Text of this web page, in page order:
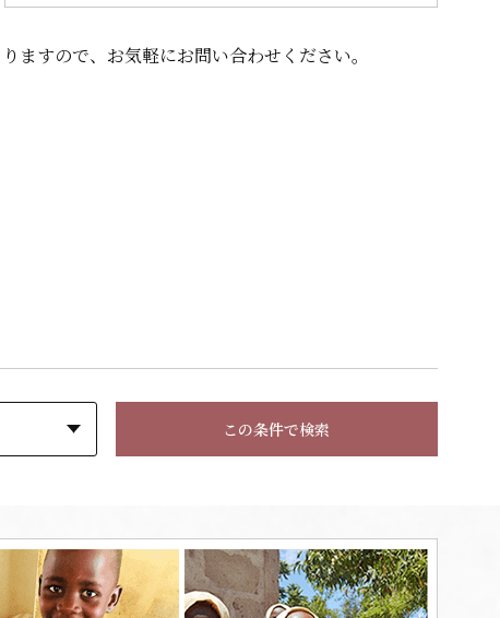
ますので、 お気軽にお問い合わせください。
この条件で検索